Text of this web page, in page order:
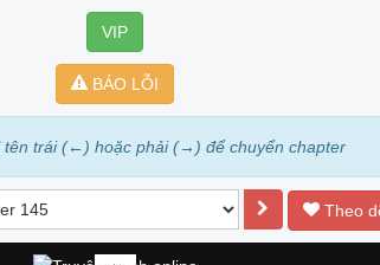
VIP
BÁO LỖI
tên trái (←) hoặc phải (→) để chuyển chapter
Theo